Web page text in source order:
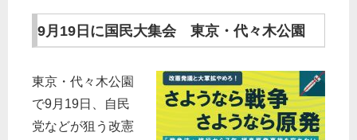
9月19日に国民大集会 東京・代々木公園
東京・代々木公園
で9月19日、自民
党などが狙う改憲